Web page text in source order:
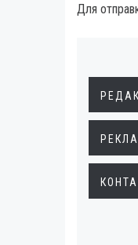
Для